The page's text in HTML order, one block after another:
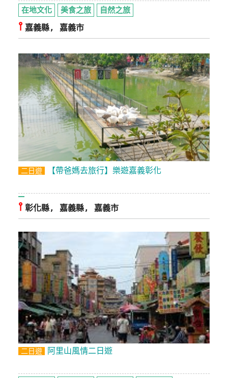
利
查
詢
訂
Q&A
旅
訂
房
請
款
收
據
合
提
案
飯
店
在地文化 美食之旅 自然之旅
⫯ 嘉義縣, 嘉義市
二日遊 【帶爸媽去旅行】樂遊嘉義彰化
⫯ 彰化縣, 嘉義縣, 嘉義市
二日遊 阿里山風情二日遊